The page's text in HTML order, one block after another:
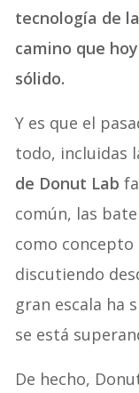
tecnología de
camino que
sólido.
Y es que el
todo, incluidas
de Donut Lab
común, las
como concepto
discutiendo
gran escala ha
se está
De hecho,